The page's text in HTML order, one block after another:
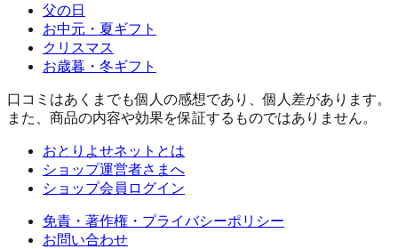
父の日
お中元・夏ギフト
クリスマス
お歳暮・冬ギフト
口コミはあくまでも個人の感想であり、個人差があります。
また、商品の内容や効果を保証するものではありません。
おとりよせネットとは
ショップ運営者さまへ
ショップ会員ログイン
免責・著作権・プライバシーポリシー
お問い合わせ